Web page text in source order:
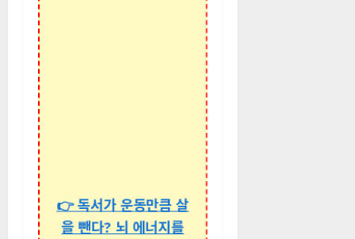
👉 독서가 운동만큼 살
을 뺀다? 뇌 에너지를